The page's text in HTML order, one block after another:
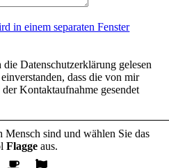
in einem separaten Fenster
Datenschutzerklärung gelesen
dass die von mir
Kontaktaufnahme gesendet
Mensch sind und wählen Sie das
Flaggeaus.